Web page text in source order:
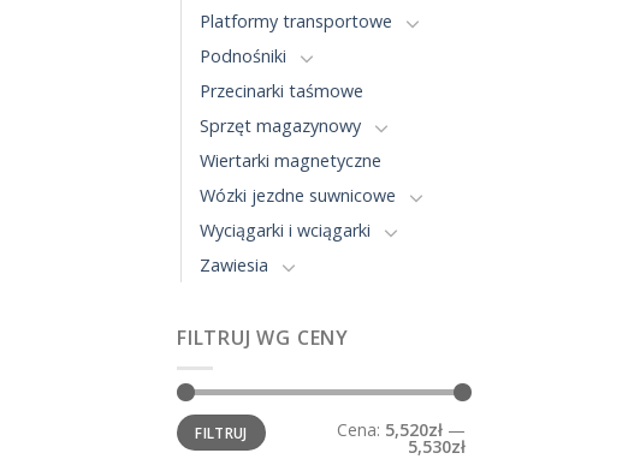
Platformy transportowe
Podnośniki
Przecinarki taśmowe
Sprzęt magazynowy
Wiertarki magnetyczne
Wózki jezdne suwnicowe
Wyciągarki i wciągarki
Zawiesia
FILTRUJ WG CENY
Cena
min.
Cena
maks.FILTRUJ Cena: 5,520zł —
5,530zł